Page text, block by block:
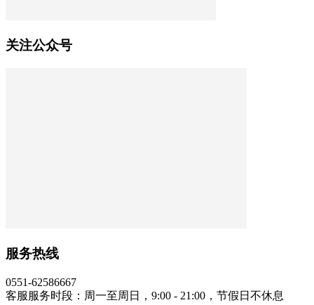
关注公众号
服务热线
0551-62586667
客服服务时段：周一至周日，9:00 - 21:00，节假日不休息